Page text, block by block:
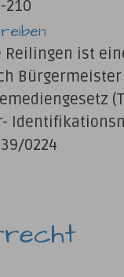
210
Reilingen ist
0224